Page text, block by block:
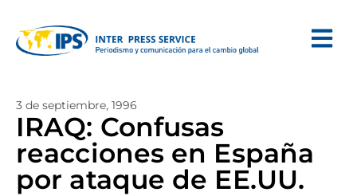
3 de septiembre, 1996
IRAQ: Confusas
reacciones en España
por ataque de EE.UU.